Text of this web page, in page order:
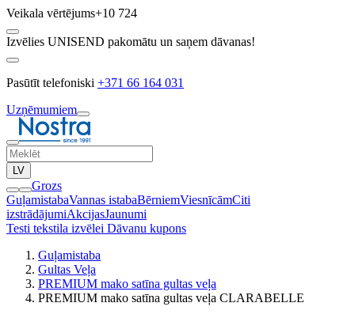
Veikala vērtējums+10 724
Izvēlies UNISEND pakomātu un saņem dāvanas!
Pasūtīt telefoniski +371 66 164 031
Uzņēmumiem
LV
Grozs
GuļamistabaVannas istabaBērniemViesnīcāmCiti
izstrādājumiAkcijasJaunumi
Testi tekstila izvēlei Dāvanu kupons
Guļamistaba
Gultas Veļa
PREMIUM mako satīna gultas veļa
PREMIUM mako satīna gultas veļa CLARABELLE